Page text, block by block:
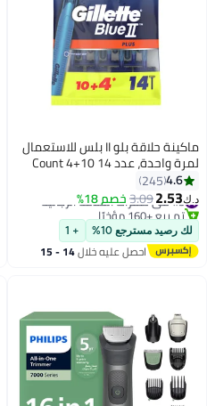
ماكينة حلاقة بلو II بلس للاستعمال
لمرة واحدة، عدد 14 10+4 Count
4.6
245
د.ك‏2.53
3.09خصم 18% #5 في شفرات الحلاقة الرجالية
تم بيع +160 مؤخرًا
#5 في شفرات الحلاقة الرجالية
لك رصيد مسترجع 10% + 1
احصل عليه خلال 14 - 15